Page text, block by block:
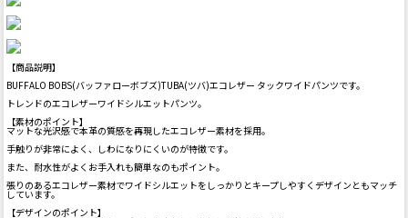
【商品説明】
BUFFALO BOBS(バッファローボブズ)TUBA(ツバ)エコレザー タックワイドパンツです。
トレンドのエコレザーワイドシルエットパンツ。
【素材のポイント】
マットな光沢感で本革の質感を再現したエコレザー素材を採用。
手触りが非常によく、しわになりにくいのが特徴です。
また、耐水性がよくお手入れも簡単なのもポイント。
張りのあるエコレザー素材でワイドシルエットをしっかりとキープしやすくデザインともマッチ
しています。
【デザインのポイント】